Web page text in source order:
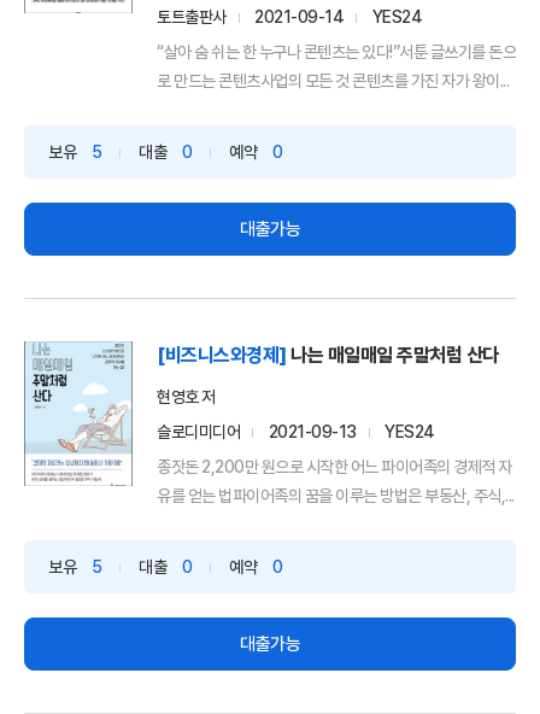
토트출판사
2021-09-14
YES24
“살아 숨 쉬는 한 누구나 콘텐츠는 있다!”서툰 글쓰기를 돈으
로 만드는 콘텐츠사업의 모든 것 콘텐츠를 가진 자가 왕이...
보유 5 대출 0 예약 0
대출가능
[비즈니스와경제] 나는 매일매일 주말처럼 산다
현영호 저
슬로디미디어
2021-09-13
YES24
종잣돈 2,200만 원으로 시작한 어느 파이어족의 경제적 자
유를 얻는 법파이어족의 꿈을 이루는 방법은 부동산, 주식,...
보유 5 대출 0 예약 0
대출가능